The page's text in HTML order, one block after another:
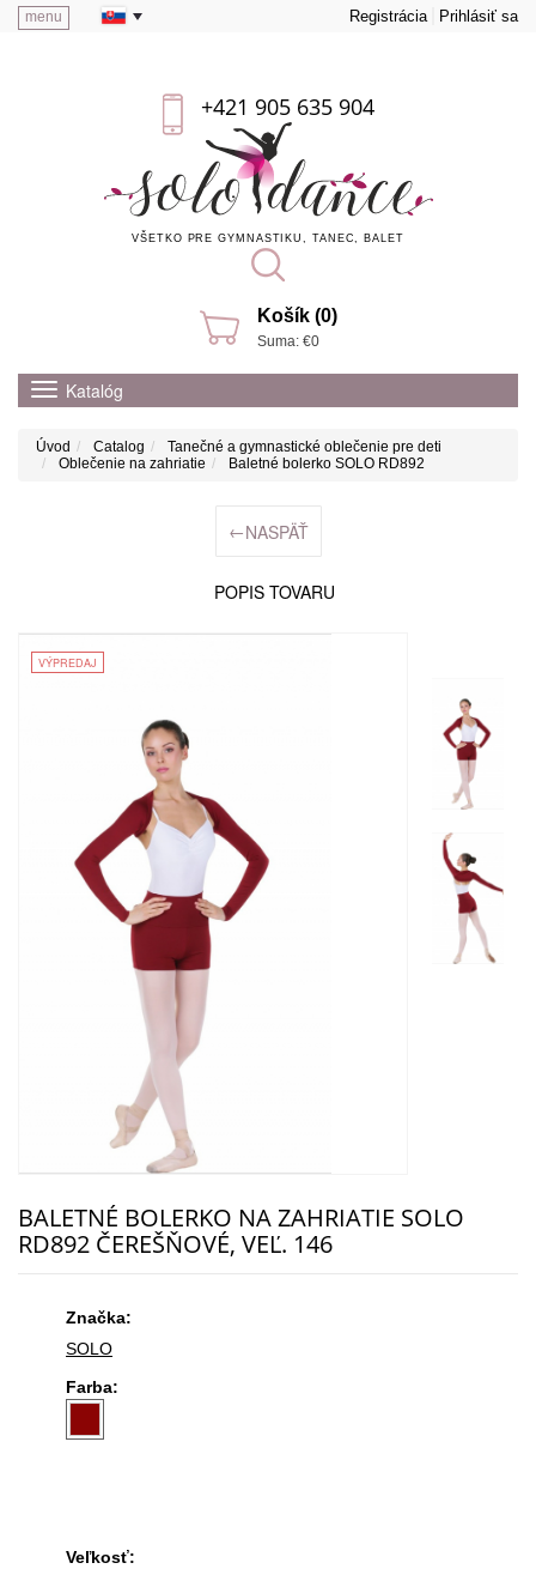
menu Registrácia Prihlásiť sa
+421 905 635 904
VŠETKO PRE GYMNASTIKU, TANEC, BALET
Košík (0)
Suma: €0
Katalóg
Úvod Catalog
Tanečné a gymnastické oblečenie pre deti
Oblečenie na zahriatie
Baletné bolerko SOLO RD892
←NASPÄŤ
POPIS TOVARU
VÝPREDAJ
BALETNÉ BOLERKO NA ZAHRIATIE SOLO
RD892 ČEREŠŇOVÉ, VEĽ. 146
Značka:
SOLO
Farba:
Veľkosť: